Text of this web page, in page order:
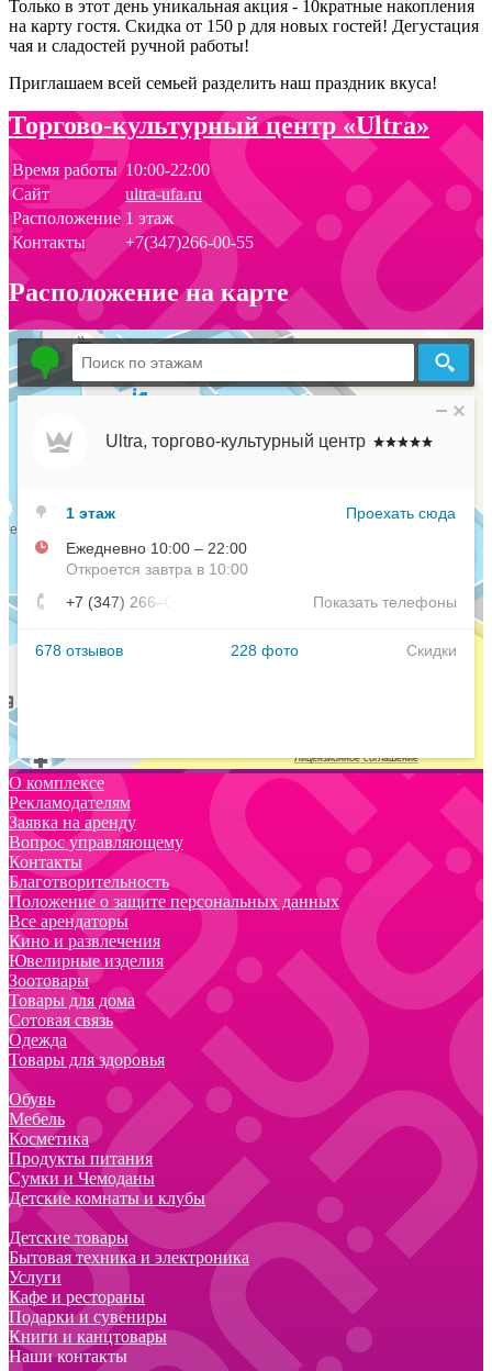
Только в этот день уникальная акция - 10кратные накопления
на карту гостя. Скидка от 150 р для новых гостей! Дегустация
чая и сладостей ручной работы!
Приглашаем всей семьей разделить наш праздник вкуса!
Торгово-культурный центр «Ultra»
Время работы 10:00-22:00
Сайт
ultra-ufa.ru
Расположение 1 этаж
Контакты
+7(347)266-00-55
Расположение на карте
О комплексе
Рекламодателям
Заявка на аренду
Вопрос управляющему
Контакты
Благотворительность
Положение о защите персональных данных
Все арендаторы
Кино и развлечения
Ювелирные изделия
Зоотовары
Товары для дома
Сотовая связь
Одежда
Товары для здоровья
Обувь
Мебель
Косметика
Продукты питания
Сумки и Чемоданы
Детские комнаты и клубы
Детские товары
Бытовая техника и электроника
Услуги
Кафе и рестораны
Подарки и сувениры
Книги и канцтовары
Наши контакты